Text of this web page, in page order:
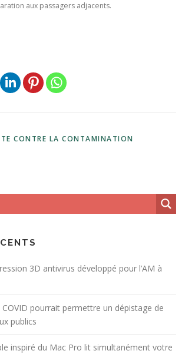
aux passagers adjacents.
CONTRE LA CONTAMINATION
3D antivirus développé pour l’AM à
COVID pourrait permettre un dépistage de
publics
inspiré du Mac Pro lit simultanément votre